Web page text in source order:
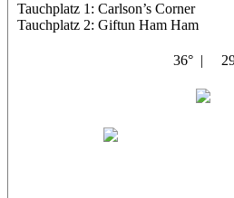
Tauchplatz 1: Carlson’s Corner
Tauchplatz 2: Giftun Ham Ham
36° |